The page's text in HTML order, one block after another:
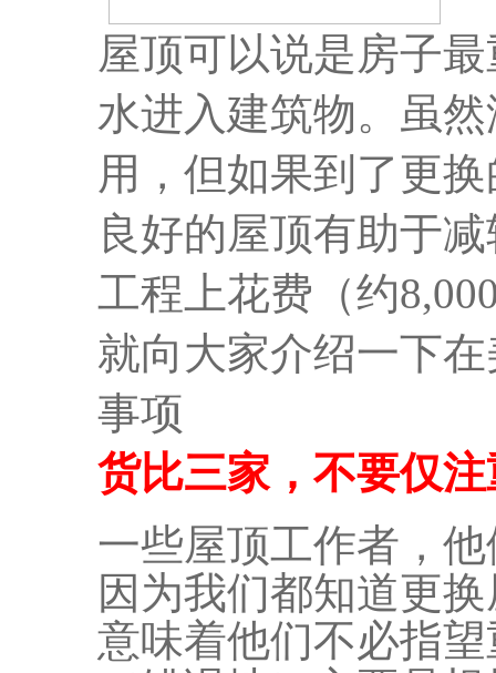
屋顶可以说是房子
水进入建筑物。虽
用，但如果到了更
良好的屋顶有助于
工程上花费（约
就向大家介绍一下
事项
货比三家，不要仅
一些屋顶工作者，
因为我们都知道更
意味着他们不必指